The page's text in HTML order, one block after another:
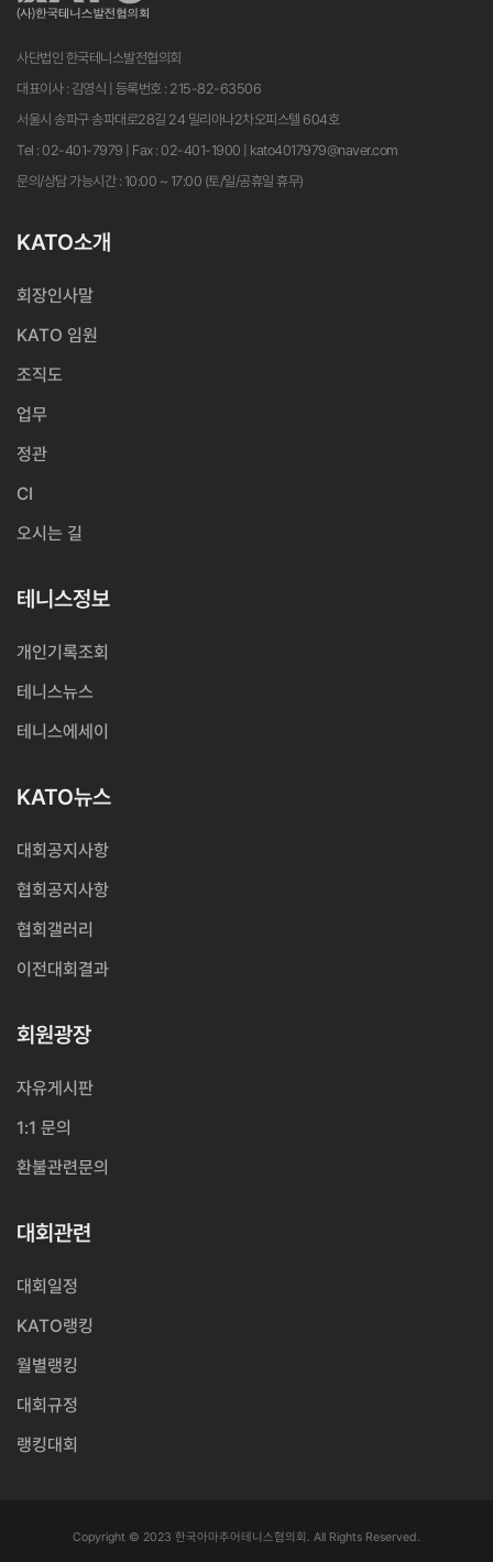
사단법인 한국테니스발전협의회
대표이사 : 김영식 | 등록번호 : 215-82-63506
서울시 송파구 송파대로28길 24 밀리아나2차오피스텔 604호
Tel : 02-401-7979 | Fax : 02-401-1900 | kato4017979@naver.com
문의/상담 가능시간 : 10:00 ~ 17:00 (토/일/공휴일 휴무)
KATO소개
회장인사말
KATO 임원
조직도
업무
정관
CI
오시는 길
테니스정보
개인기록조회
테니스뉴스
테니스에세이
KATO뉴스
대회공지사항
협회공지사항
협회갤러리
이전대회결과
회원광장
자유게시판
1:1 문의
환불관련문의
대회관련
대회일정
KATO랭킹
월별랭킹
대회규정
랭킹대회
Copyright © 2023 한국아마추어테니스협의회. All Rights Reserved.